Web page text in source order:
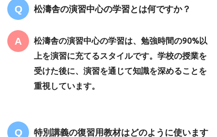
松濤舎の演習中心の学習とは何ですか？
松濤舎の演習中心の学習は、勉強時間の90%以
上を演習に充てるスタイルです。学校の授業を
受けた後に、演習を通じて知識を深めることを
重視しています。
特別講義の復習用教材はどのように使います